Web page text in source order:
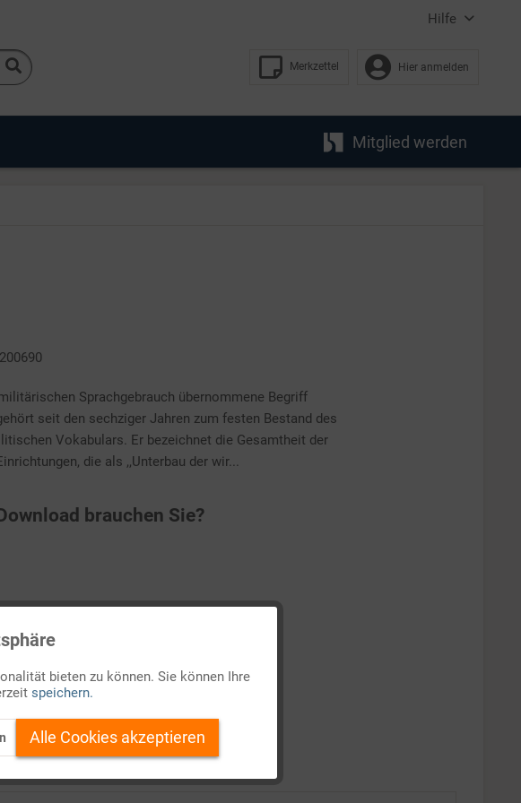
Hilfe
Merkzettel Hier anmelden
Mitglied werden
Sprachgebrauch übernommene Begriff
seit den sechziger Jahren zum festen Bestand des
Vokabulars. Er bezeichnet die Gesamtheit der
die als ,,Unterbau der wir...
brauchen Sie?
anmelden
setzen
Inaktiv
bieten zu können. Sie können Ihre
speichern.
Alle Cookies akzeptieren